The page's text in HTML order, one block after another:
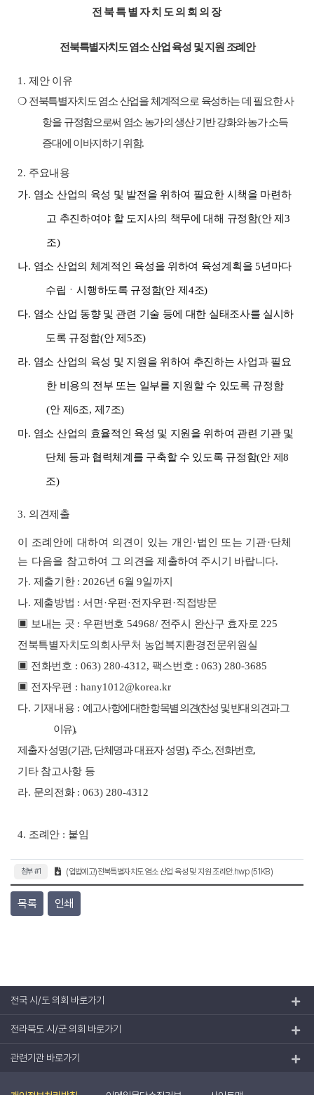
전북특별자치도의회의장
전북특별자치도 염소 산업 육성 및 지원 조례안
1. 제안 이유
❍ 전북특별자치도 염소 산업을 체계적으로 육성하는 데 필요한 사
항을 규정함으로써 염소 농가의 생산 기반 강화와 농가 소득
증대에 이바지하기 위함.
2. 주요내용
가. 염소 산업의 육성 및 발전을 위하여 필요한 시책을 마련하
고 추진하여야 할 도지사의 책무에 대해 규정함(안 제 3
조)
나. 염소 산업의 체계적인 육성을 위하여 육성계획을 5년마다
수립ㆍ시행하도록 규정함(안 제 4조)
다. 염소 산업 동향 및 관련 기술 등에 대한 실태조사를 실시하
도록 규정함(안 제 5조)
라. 염소 산업의 육성 및 지원을 위하여 추진하는 사업과 필요
한 비용의 전부 또는 일부를 지원할 수 있도록 규정함
(안 제6조, 제 7조)
마. 염소 산업의 효율적인 육성 및 지원을 위하여 관련 기관 및
단체 등과 협력체계를 구축할 수 있도록 규정함(안 제8
조)
3. 의견제출
이 조례안에 대하여 의견이 있는 개인·법인 또는 기관·단체
는 다음을 참고하여 그 의견을 제출하여 주시기 바랍니다.
가. 제출기한 : 2026년 6월9일까지
나. 제출방법 :서면·우편·전자우편·직접방문
▣ 보내는 곳 : 우편번호 54968/ 전주시 완산구 효자로225
전북특별자치도의회사무처 농업복지환경전문위원실
▣ 전화번호 : 063) 280-4312, 팩스번호 : 063) 280-3685
▣ 전자우편 : hany1012@korea.kr
다. 기재내용 : 예고사항에 대한 항목별 의견(찬성 및 반대 의견과 그
이유),
제출자 성명(기관, 단체명과 대표자 성명), 주소,전화번호,
기타 참고사항 등
라. 문의전화 : 063) 280-4312
4. 조례안 : 붙임
첨부 #1 (입법예고)전북특별자치도 염소 산업 육성 및 지원 조례안.hwp (51KB)
목록 인쇄
전국 시/도 의회 바로가기
전라북도 시/군 의회 바로가기
관련기관 바로가기